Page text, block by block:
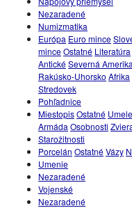
Nezaradené
Numizmatika
Európa Euro mince
minceOstatné Literatúra
AntickéSeverná Amerika
Rakúsko-Uhorsko Afrika
Stredovek
Pohľadnice
MiestopisOstatné
Armáda Osobnosti
Starožitnosti
Porcelán OstatnéVázy
Umenie
Nezaradené
Vojenské
Nezaradené